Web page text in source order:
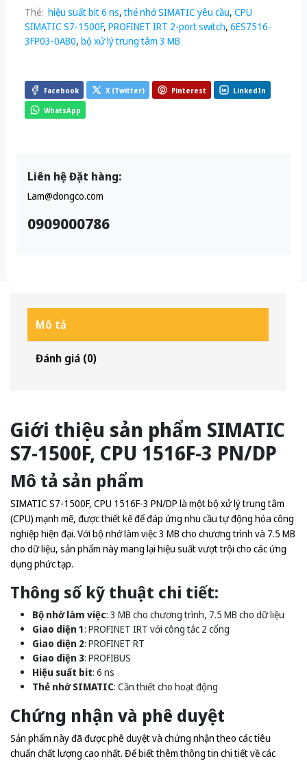
Thẻ: hiệu suất bit 6 ns,thẻ nhớ SIMATIC yêu cầu, CPU
SIMATIC S7-1500F, PROFINET IRT 2-port switch, 6ES7516-
3FP03-0AB0, bộ xử lý trung tâm 3 MB
Facebook X (Twitter) Pinterest LinkedIn
WhatsApp
Liên hệ Đặt hàng:
Lam@dongco.com
0909000786
Mô tả
Đánh giá (0)
Giới thiệu sản phẩm SIMATIC
S7-1500F, CPU 1516F-3 PN/DP
Mô tả sản phẩm
SIMATIC S7-1500F, CPU 1516F-3 PN/DP là một bộ xử lý trung tâm
(CPU) mạnh mẽ, được thiết kế để đáp ứng nhu cầu tự động hóa công
nghiệp hiện đại. Với bộ nhớ làm việc 3 MB cho chương trình và 7.5 MB
cho dữ liệu, sản phẩm này mang lại hiệu suất vượt trội cho các ứng
dụng phức tạp.
Thông số kỹ thuật chi tiết:
Bộ nhớ làm việc: 3 MB cho chương trình, 7.5 MB cho dữ liệu
Giao diện 1: PROFINET IRT với công tắc 2 cổng
Giao diện 2: PROFINET RT
Giao diện 3: PROFIBUS
Hiệu suất bit: 6 ns
Thẻ nhớ SIMATIC: Cần thiết cho hoạt động
Chứng nhận và phê duyệt
Sản phẩm này đã được phê duyệt và chứng nhận theo các tiêu
chuẩn chất lượng cao nhất. Để biết thêm thông tin chi tiết về các